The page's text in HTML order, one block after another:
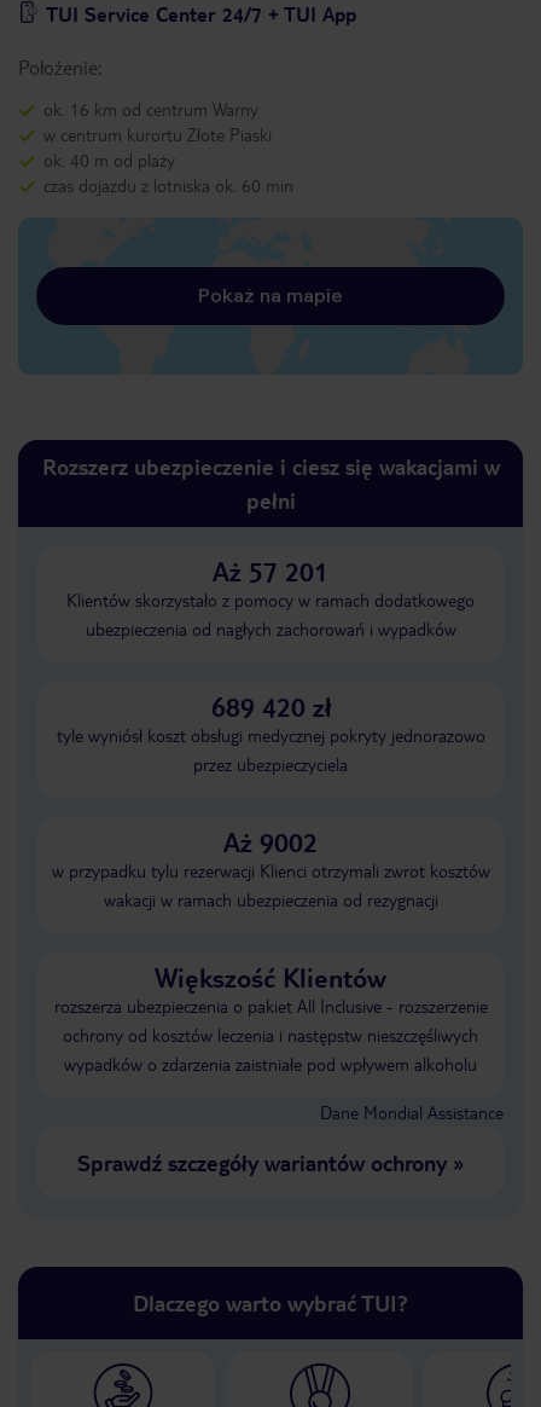
TUI Service Center 24/7 + TUI App
Położenie:
ok. 16 km od centrum Warny
w centrum kurortu Złote Piaski
ok. 40 m od plaży
czas dojazdu z lotniska ok. 60 min
Pokaż na mapie
Rozszerz ubezpieczenie i ciesz się wakacjami w
pełni
Aż 57 201
Klientów skorzystało z pomocy w ramach dodatkowego
ubezpieczenia od nagłych zachorowań i wypadków
689 420 zł
tyle wyniósł koszt obsługi medycznej pokryty jednorazowo
przez ubezpieczyciela
Aż 9002
w przypadku tylu rezerwacji Klienci otrzymali zwrot kosztów
wakacji w ramach ubezpieczenia od rezygnacji
Większość Klientów
rozszerza ubezpieczenia o pakiet All Inclusive - rozszerzenie
ochrony od kosztów leczenia i następstw nieszczęśliwych
wypadków o zdarzenia zaistniałe pod wpływem alkoholu
Dane Mondial Assistance
Sprawdź szczegóły wariantów ochrony»
Dlaczego warto wybrać TUI?